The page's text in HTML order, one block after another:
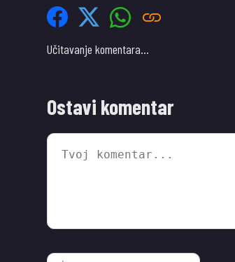
Učitavanje komentara…
Ostavi komentar